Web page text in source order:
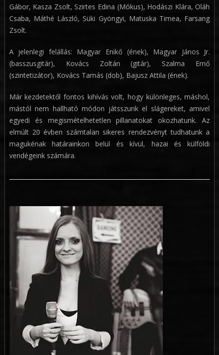
Gábor, Kasza Zsolt, Szirtes Edina (Mókus), Hodászi Klára, Oláh
Csaba, Máthé László, Süki Gyöngyi, Matuska Timea, Farsang
Zsolt.
A jelenlegi felállás: Magyar Enikő (ének), Magyar János Jr.
(basszusgitár), Kovács Zoltán (gitár), Szalma Ernő
(szintetizátor), Kovács Tamás (dob), Bajusz Attila (ének).
Már kezdetektől fontos kihívás volt, hogy különleges, máshol,
mástól nem hallható módon játsszunk el slágereket, amivel
egyedi és megismételhetetlen pillanatokat okozhatunk. Az
elmúlt 20 évben számtalan sikeres rendezvényt tudhatunk a
magukénak határainkon belül és kívül, hazai és külföldi
vendégeink számára.